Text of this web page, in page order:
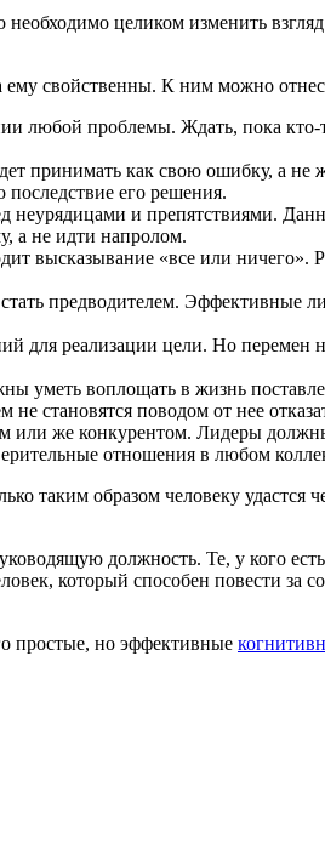
целиком изменить
ему свойственны. К ним можно
проблемы. Ждать, пока кто-
принимать как свою ошибку, а не
его решения.
и препятствиями.
а не идти напролом.
высказывание «все или
предводителем. Эффективные
для реализации цели. Но
уметь воплощать в жизнь
становятся поводом от нее
же конкурентом. Лидеры
отношения в любом
таким образом человеку удастся
должность. Те, у кого
который способен повести за
простые, но эффективные